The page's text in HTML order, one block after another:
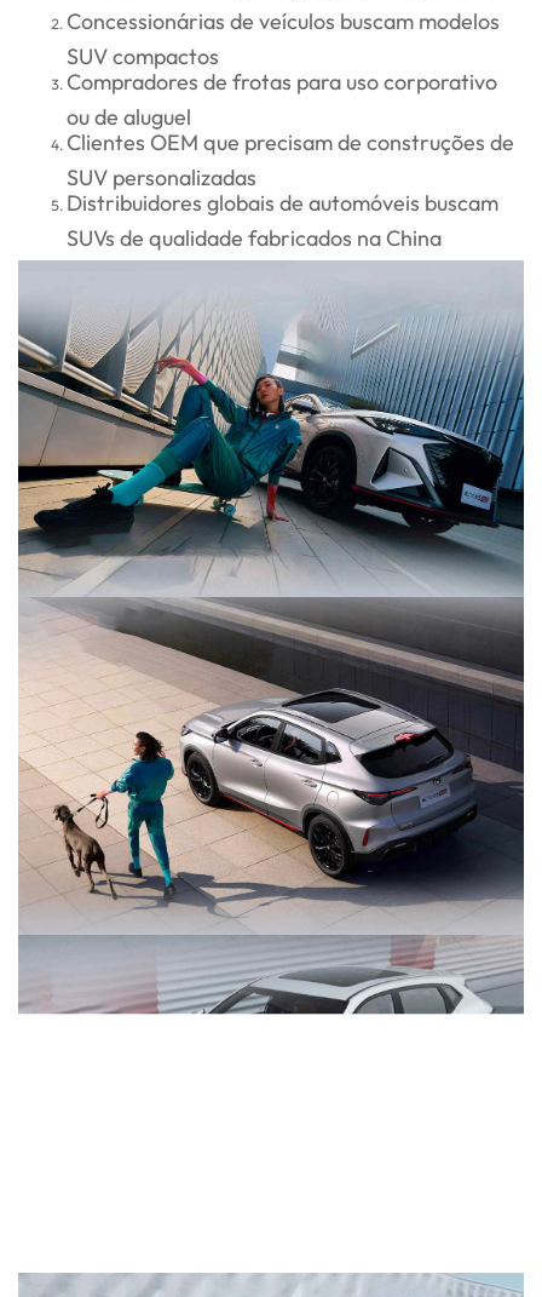
Concessionárias de veículos buscam modelos
SUV compactos
Compradores de frotas para uso corporativo
ou de aluguel
Clientes OEM que precisam de construções de
SUV personalizadas
Distribuidores globais de automóveis buscam
SUVs de qualidade fabricados na China